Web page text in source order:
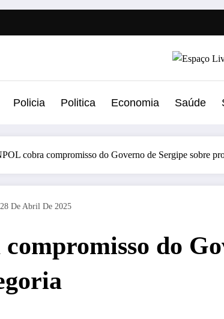
Policia Politica Economia Saúde
cobra compromisso do Governo de Sergipe sobre
28 De Abril De 2025
do